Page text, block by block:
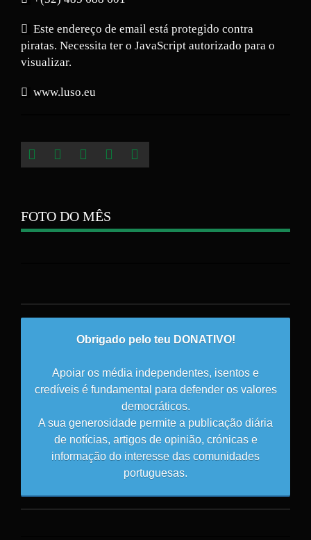
Este endereço de email está protegido contra
piratas. Necessita ter o JavaScript autorizado para o
visualizar.
www.luso.eu
FOTO DO MÊS
Obrigado pelo teu DONATIVO!
Apoiar os média independentes, isentos e
credíveis é fundamental para defender os valores
democráticos.
A sua generosidade permite a publicação diária
de notícias, artigos de opinião, crónicas e
informação do interesse das comunidades
portuguesas.